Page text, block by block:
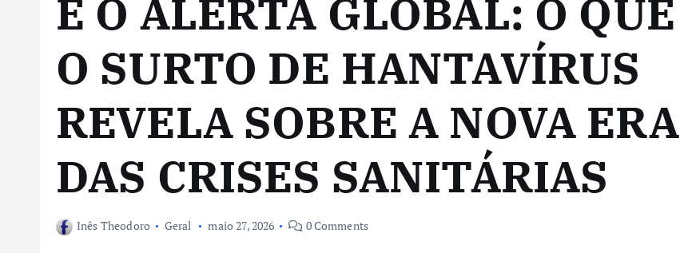
E O ALERTA GLOBAL: O QUE
O SURTO DE HANTAVÍRUS
REVELA SOBRE A NOVA ERA
DAS CRISES SANITÁRIAS
Inês Theodoro Geral maio 27, 2026 0 Comments